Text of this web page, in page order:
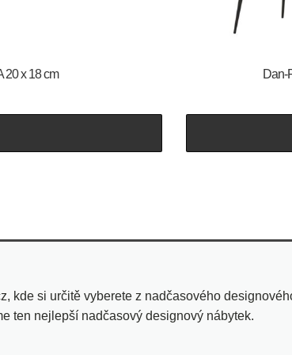
20 x 18 cm
​​​​​Dan-
kde si určitě vyberete z nadčasového
ten nejlepší nadčasový designový nábytek.